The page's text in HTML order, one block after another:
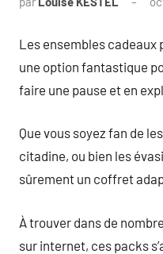
Les ensembles
une option fantastique
faire une pause et en
Que vous soyez fan de
citadine, ou bien les
sûrement un coffret
À trouver dans de
sur internet, ces packs